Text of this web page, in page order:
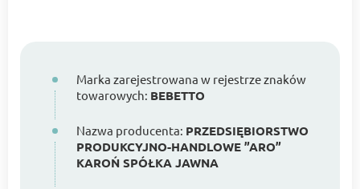
Marka zarejestrowana w rejestrze znaków
towarowych: BEBETTO
Nazwa producenta: PRZEDSIĘBIORSTWO
PRODUKCYJNO-HANDLOWE ”ARO”
KAROŃ SPÓŁKA JAWNA